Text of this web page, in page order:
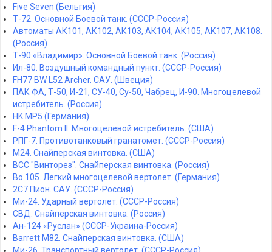
Five Seven (Бельгия)
Т-72. Основной Боевой танк. (СССР-Россия)
Автоматы АК101, АК102, АК103, АК104, АК105, АК107, АК108.
(Россия)
Т-90 «Владимир». Основной Боевой танк. (Россия)
Ил-80. Воздушный командный пункт. (СССР-Россия)
FH77 BW L52 Archer. САУ. (Швеция)
ПАК ФА, Т-50, И-21, СУ-40, Су-50, Чабрец, И-90. Многоцелевой
истребитель. (Россия)
HK MP5 (Германия)
F-4 Phantom II. Многоцелевой истребитель. (США)
РПГ-7. Противотанковый гранатомет. (СССР-Россия)
M24. Снайперская винтовка. (США)
ВСС "Винторез". Снайперская винтовка. (Россия)
Bo.105. Легкий многоцелевой вертолет. (Германия)
2С7 Пион. САУ. (СССР-Россия)
Ми-24. Ударный вертолет. (СССР-Россия)
СВД. Снайперская винтовка. (Россия)
Ан-124 «Руслан» (СССР-Украина-Россия)
Barrett M82. Снайперская винтовка. (США)
Ми-26. Транспортный вертолет. (СССР-Россия)